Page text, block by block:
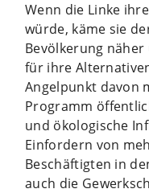
Wenn die Linke
würde, käme sie
Bevölkerung
für ihre
Angelpunkt davon
Programm
und ökologische
Einfordern von
Beschäftigten in
auch die